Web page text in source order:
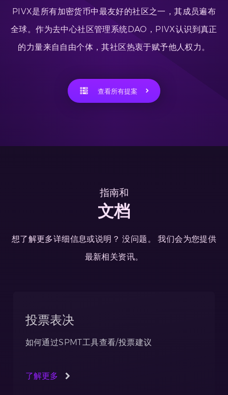
PIVX是所有加密货币中最友好的社区之一，其成员遍布
全球。作为去中心社区管理系统DAO，PIVX认识到真正
的力量来自自由个体，其社区热衷于赋予他人权力。
查看所有提案
指南和
文档
想了解更多详细信息或说明？ 没问题。 我们会为您提供
最新相关资讯。
投票表决
如何通过SPMT工具查看/投票建议
了解更多